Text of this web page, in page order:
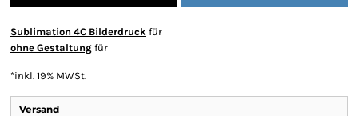
Sublimation 4C Bilderdruck für
ohne Gestaltung für
*inkl. 19% MWSt.
Versand